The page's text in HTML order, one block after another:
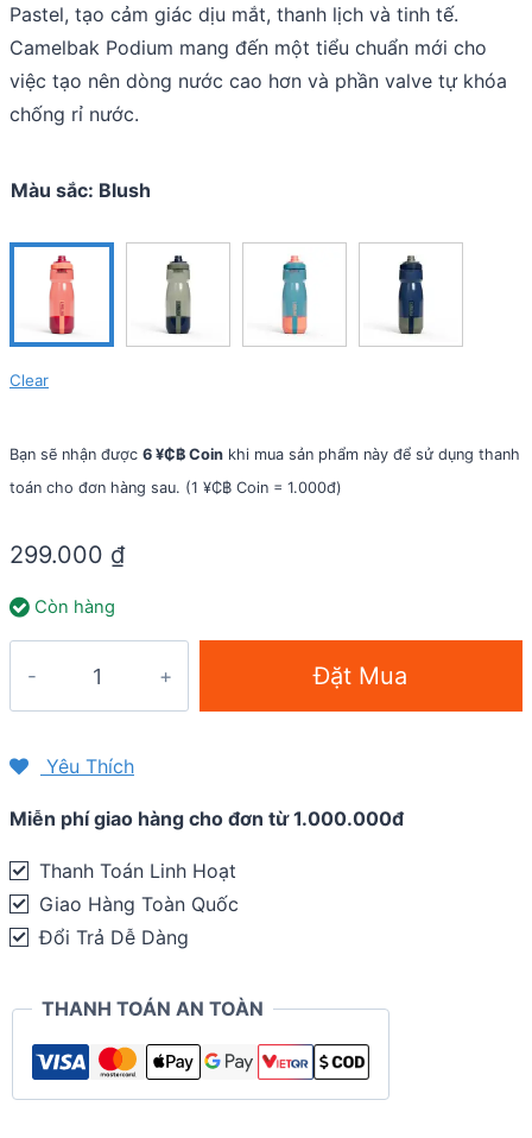
Pastel, tạo cảm giác dịu mắt, thanh lịch và tinh tế.
Camelbak Podium mang đến một tiểu chuẩn mới cho
việc tạo nên dòng nước cao hơn và phần valve tự khóa
chống rỉ nước.
Màu sắc: Blush
Clear
Bạn sẽ nhận được 6 ¥₵฿ Coin khi mua sản phẩm này để sử dụng thanh
toán cho đơn hàng sau. (1 ¥₵฿ Coin = 1.000đ)
299.000 ₫
Còn hàng
Podium
24oz
-
710ml
quantity
Đặt Mua
Yêu Thích
Miễn phí giao hàng cho đơn từ 1.000.000đ
Thanh Toán Linh Hoạt
Giao Hàng Toàn Quốc
Đổi Trả Dễ Dàng
THANH TOÁN AN TOÀN